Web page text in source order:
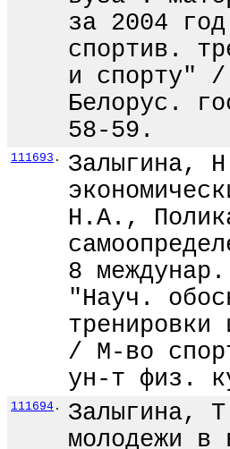
за 2004
спортив.
и спорту" /
Белорус.
58-59.
111693 .
Залыгина,
Н.А.,
8
"Науч.
/ М-во
ун-т физ.
111694 .
Залыгина,
молодежи в